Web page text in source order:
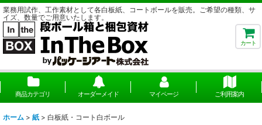
業務用試作、工作素材として各白板紙、コートボールを販売。ご希望の種類、サ
イズ、数量でご用意いたします。
カート
商品カテゴリ オーダーメイド マイページ ご利用案内
ホーム > 紙 > 白板紙・コート白ボール